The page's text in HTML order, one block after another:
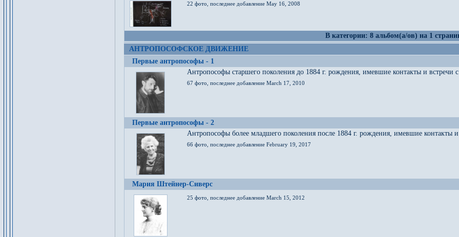
22 фото, последнее добавление May 16, 2008
В категории: 8 альбом(а/ов) на 1
АНТРОПОСОФСКОЕ ДВИЖЕНИЕ
Первые антропософы - 1
Антропософы старшего поколения до 1884 г. рождения, имевшие контакты и встречи
67 фото, последнее добавление March 17, 2010
Первые антропософы - 2
Антропософы более младшего поколения после 1884 г. рождения, имевшие контакты
66 фото, последнее добавление February 19, 2017
Мария Штейнер-Сиверс
25 фото, последнее добавление March 15, 2012